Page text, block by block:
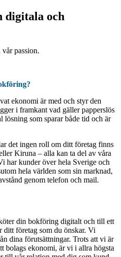
digitala och
passion.
ekonomi är med och styr den
i framkant vad gäller papperslös
som sparar både tid och är
det ingen roll om ditt företag finns
Kiruna – alla kan ta del av våra
har kunder över hela Sverige och
hela världen som sin marknad,
genom telefon och mail.
din bokföring digitalt och till ett
företag som du önskar. Vi
dina förutsättningar. Trots att vi är
bolags ekonomi, är vi i allra högsta